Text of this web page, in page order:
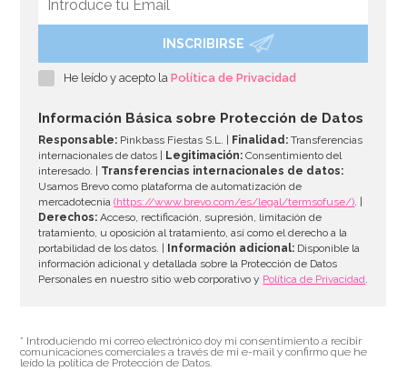
Cortador para realizar rosas fácilmente
AÑADIR
INSCRIBIRSE
He leído y acepto laPolítica de Privacidad
Información Básica sobre Protección de Datos
Responsable: Pinkbass Fiestas S.L. | Finalidad: Transferencias
internacionales de datos |
Legitimación: Consentimiento del
interesado. | Transferencias internacionales de datos:
Usamos Brevo como plataforma de automatización de
mercadotecnia(https://www.brevo.com/es/legal/termsofuse/). |
Derechos: Acceso, rectificación, supresión, limitación de
tratamiento, u oposición al tratamiento, así como el derecho a la
portabilidad de los datos. |
Información adicional: Disponible la
información adicional y detallada sobre la Protección de Datos
Personales en nuestro sitio web corporativo y Política de Privacidad.
* Introduciendo mi correo electrónico doy mi consentimiento a recibir
comunicaciones comerciales a través de mi e-mail y confirmo que he
leído la política de Protección de Datos.